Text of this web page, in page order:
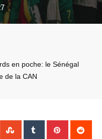
en poche: le Sénégal
de la CAN
WhatsappStumbleUpon
Tumblr Pinterest